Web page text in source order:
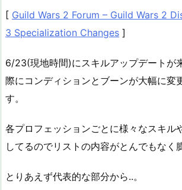
[ Guild Wars 2 Forum – Guild Wars 2
3 Specialization Changes ]
6/23(現地時間)にスキルアップデートが
際にコンディションとブーンが大幅に変
す。
各プロフェッションごとに様々なスキル
してるのでリストの内容がとんでもなく
とりあえず代表的な部分から..。